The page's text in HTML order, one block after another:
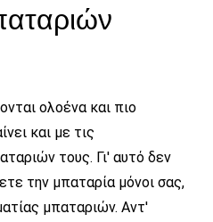
ολοένα και πιο
και με τις
τους. Γι' αυτό δεν
την μπαταρία μόνοι σας,
μπαταριών. Αντ'